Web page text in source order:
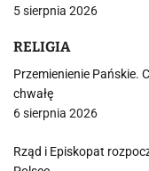
5 sierpnia 2026
RELIGIA
Przemienienie Pańskie.
chwałę
6 sierpnia 2026
Rząd i Episkopat